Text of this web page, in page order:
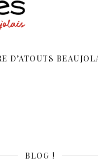
D’ATOUTS
BLOG !